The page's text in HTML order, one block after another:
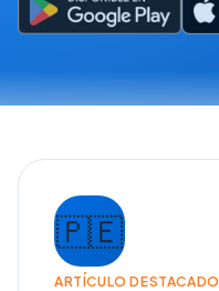
🇵🇪
ARTÍCULO DESTACADO